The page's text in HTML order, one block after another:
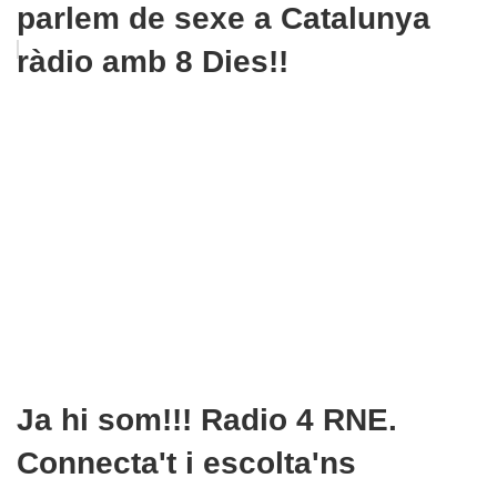
parlem de sexe a Catalunya
ràdio amb 8 Dies!!
Ja hi som!!! Radio 4 RNE.
Connecta't i escolta'ns